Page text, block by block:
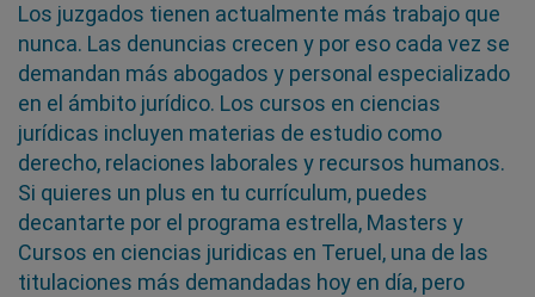
Los juzgados tienen actualmente más trabajo que
nunca. Las denuncias crecen y por eso cada vez se
demandan más abogados y personal especializado
en el ámbito jurídico. Los cursos en ciencias
jurídicas incluyen materias de estudio como
derecho, relaciones laborales y recursos humanos.
Si quieres un plus en tu currículum, puedes
decantarte por el programa estrella, Masters y
Cursos en ciencias juridicas en Teruel, una de las
titulaciones más demandadas hoy en día, pero